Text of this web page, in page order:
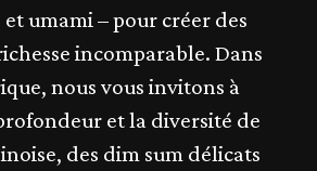
et umami – pour créer des
incomparable. Dans
nous vous invitons à
et la diversité de
des dim sum délicats